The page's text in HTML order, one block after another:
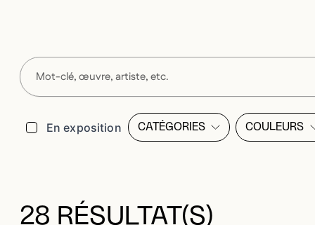
En exposition CATÉGORIESOUVRIR LA MODALE DE
COULEURS
28 RÉSULTAT(S)